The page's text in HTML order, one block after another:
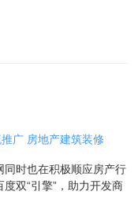
广 房地产建筑装修
同时也在积极顺应房产行
双“引擎”，助力开发商